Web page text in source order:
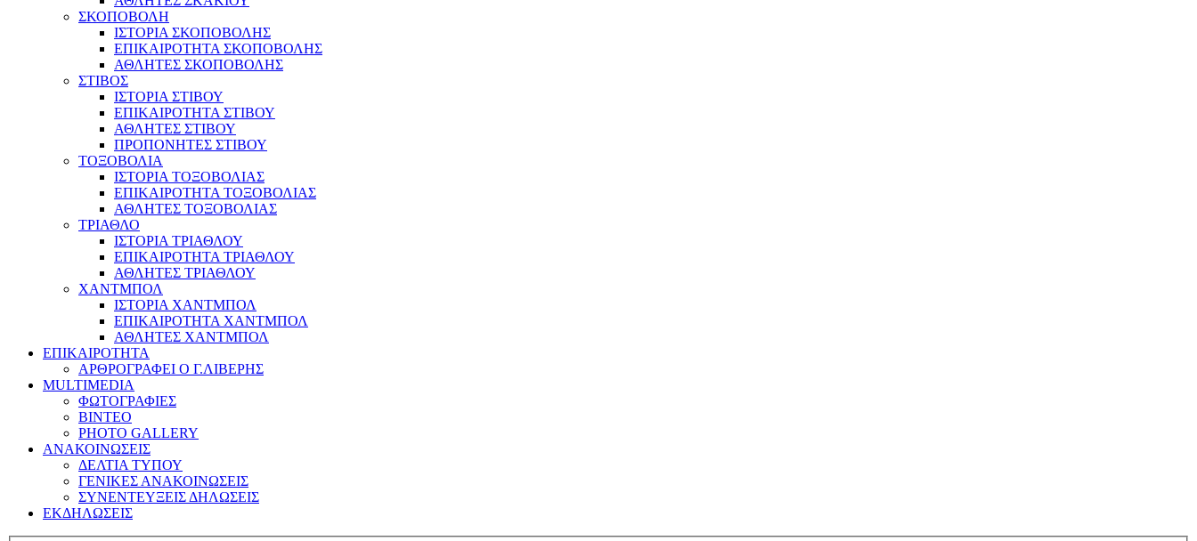
ΣΚΟΠΟΒΟΛΗ
ΙΣΤΟΡΙΑ ΣΚΟΠΟΒΟΛΗΣ
ΕΠΙΚΑΙΡΟΤΗΤΑ ΣΚΟΠΟΒΟΛΗΣ
ΑΘΛΗΤΕΣ ΣΚΟΠΟΒΟΛΗΣ
ΣΤΙΒΟΣ
ΙΣΤΟΡΙΑ ΣΤΙΒΟΥ
ΕΠΙΚΑΙΡΟΤΗΤΑ ΣΤΙΒΟΥ
ΑΘΛΗΤΕΣ ΣΤΙΒΟΥ
ΠΡΟΠΟΝΗΤΕΣ ΣΤΙΒΟΥ
ΤΟΞΟΒΟΛΙΑ
ΙΣΤΟΡΙΑ ΤΟΞΟΒΟΛΙΑΣ
ΕΠΙΚΑΙΡΟΤΗΤΑ ΤΟΞΟΒΟΛΙΑΣ
ΑΘΛΗΤΕΣ ΤΟΞΟΒΟΛΙΑΣ
ΤΡΙΑΘΛΟ
ΙΣΤΟΡΙΑ ΤΡΙΑΘΛΟΥ
ΕΠΙΚΑΙΡΟΤΗΤΑ ΤΡΙΑΘΛΟΥ
ΑΘΛΗΤΕΣ ΤΡΙΑΘΛΟΥ
ΧΑΝΤΜΠΟΛ
ΙΣΤΟΡΙΑ ΧΑΝΤΜΠΟΛ
ΕΠΙΚΑΙΡΟΤΗΤΑ ΧΑΝΤΜΠΟΛ
ΑΘΛΗΤΕΣ ΧΑΝΤΜΠΟΛ
ΕΠΙΚΑΙΡΟΤΗΤΑ
ΑΡΘΡΟΓΡΑΦΕΙ Ο Γ.ΛΙΒΕΡΗΣ
MULTIMEDIA
ΦΩΤΟΓΡΑΦΙΕΣ
ΒΙΝΤΕΟ
PHOTO GALLERY
ΑΝΑΚΟΙΝΩΣΕΙΣ
ΔΕΛΤΙΑ ΤΥΠΟΥ
ΓΕΝΙΚΕΣ ΑΝΑΚΟΙΝΩΣΕΙΣ
ΣΥΝΕΝΤΕΥΞΕΙΣ ΔΗΛΩΣΕΙΣ
ΕΚΔΗΛΩΣΕΙΣ